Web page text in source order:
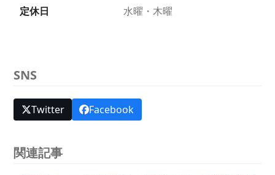
定休日
水曜・木曜
SNS
Twitter Facebook
関連記事